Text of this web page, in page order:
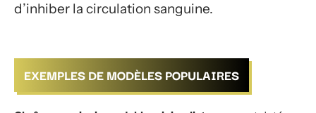
d’inhiber la circulation sanguine.
EXEMPLES DE MODÈLES POPULAIRES